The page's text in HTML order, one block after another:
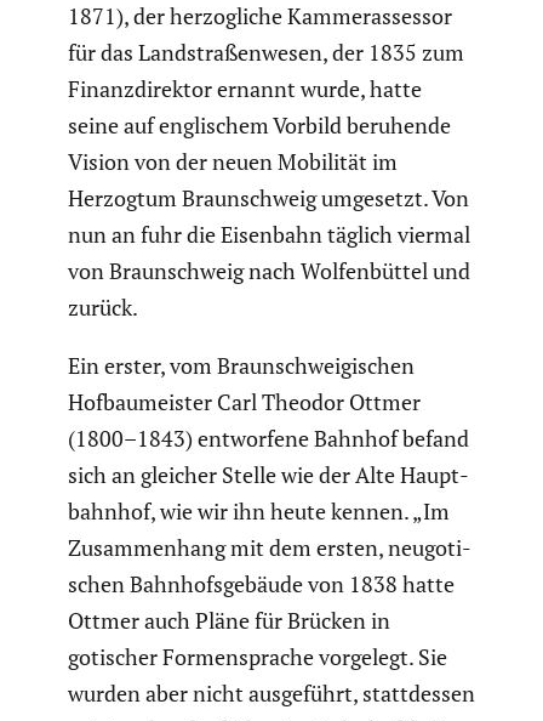
1871), der herzog­liche Kammer­as­sessor
für das Landstra­ßen­wesen, der 1835 zum
Finanz­di­rektor ernannt wurde, hatte
seine auf engli­schem Vorbild beruhende
Vision von der neuen Mobilität im
Herzogtum Braun­schweig umgesetzt. Von
nun an fuhr die Eisenbahn täglich viermal
von Braun­schweig nach Wolfen­büttel und
zurück.
Ein erster, vom Braun­schwei­gi­schen
Hofbau­meister Carl Theodor Ottmer
(1800–1843) entwor­fene Bahnhof befand
sich an gleicher Stelle wie der Alte Haupt­
bahnhof, wie wir ihn heute kennen. „Im
Zusam­men­hang mit dem ersten, neugo­ti­
schen Bahnhofs­ge­bäude von 1838 hatte
Ottmer auch Pläne für Brücken in
gotischer Formen­sprache vorgelegt. Sie
wurden aber nicht ausge­führt, statt­dessen